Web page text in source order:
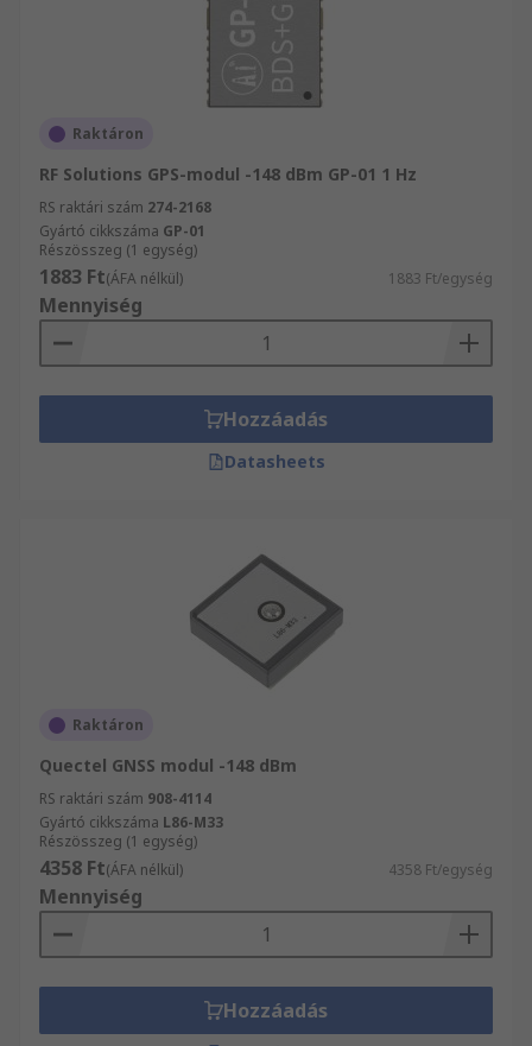
Raktáron
RF Solutions GPS-modul -148 dBm GP-01 1 Hz
RS raktári szám 274-2168
Gyártó cikkszáma GP-01
Részösszeg (1 egység)
1883 Ft(ÁFA nélkül) 1883 Ft/egység
Mennyiség
Hozzáadás
Datasheets
Raktáron
Quectel GNSS modul -148 dBm
RS raktári szám 908-4114
Gyártó cikkszáma L86-M33
Részösszeg (1 egység)
4358 Ft(ÁFA nélkül) 4358 Ft/egység
Mennyiség
Hozzáadás